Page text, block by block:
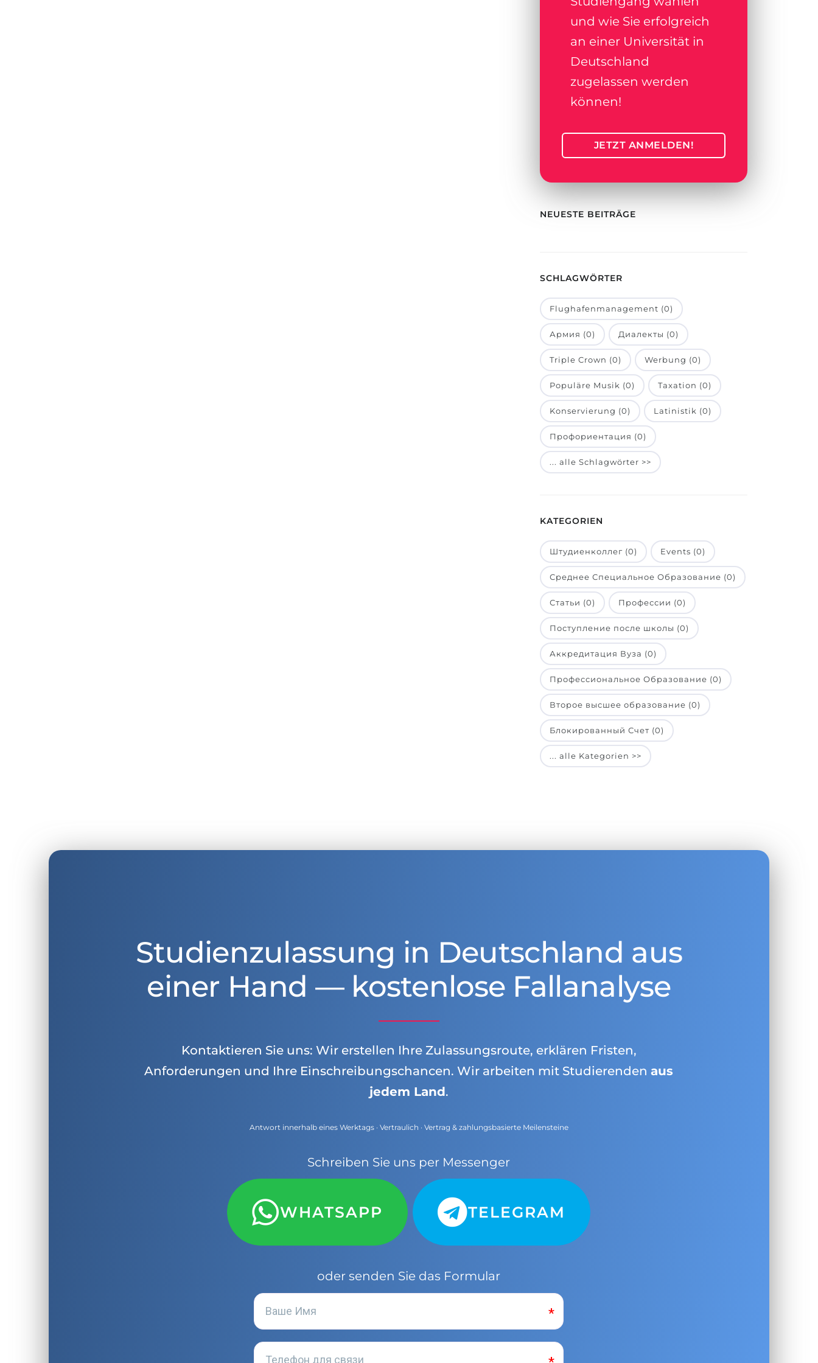
und wie Sie erfolgreich
an einer Universität in
Deutschland
zugelassen werden
können!
JETZT ANMELDEN!
NEUESTE BEITRÄGE
SCHLAGWÖRTER
Flughafenmanagement (0)
Армия (0) Диалекты (0)
Triple Crown (0) Werbung (0)
Populäre Musik (0) Taxation (0)
Konservierung (0) Latinistik (0)
Профориентация (0)
... alle Schlagwörter >>
KATEGORIEN
Штудиенколлег (0) Events (0)
Среднее Специальное Образование (0)
Статьи (0) Профессии (0)
Поступление после школы (0)
Аккредитация Вуза (0)
Профессиональное Образование (0)
Второе высшее образование (0)
Блокированный Счет (0)
... alle Kategorien >>
Studienzulassung in Deutschland aus
einer Hand — kostenlose Fallanalyse
Kontaktieren Sie uns: Wir erstellen Ihre Zulassungsroute, erklären Fristen,
Anforderungen und Ihre Einschreibungschancen. Wir arbeiten mit Studierendenaus
jedem Land.
Antwort innerhalb eines Werktags · Vertraulich · Vertrag & zahlungsbasierte Meilensteine
Schreiben Sie uns per Messenger
WHATSAPP TELEGRAM
oder senden Sie das Formular